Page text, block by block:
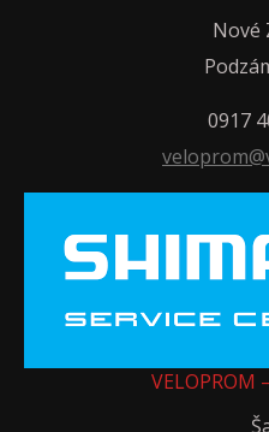
Nové
0917
VELOPROM